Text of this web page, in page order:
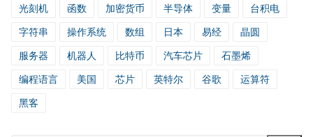
光刻机
函数 加密货币 半导体 变量
台积电
字符串
操作系统 数组 日本 易经
晶圆
服务器
机器人 比特币 汽车芯片
石墨烯
编程语言
美国 芯片 英特尔 谷歌
运算符
黑客